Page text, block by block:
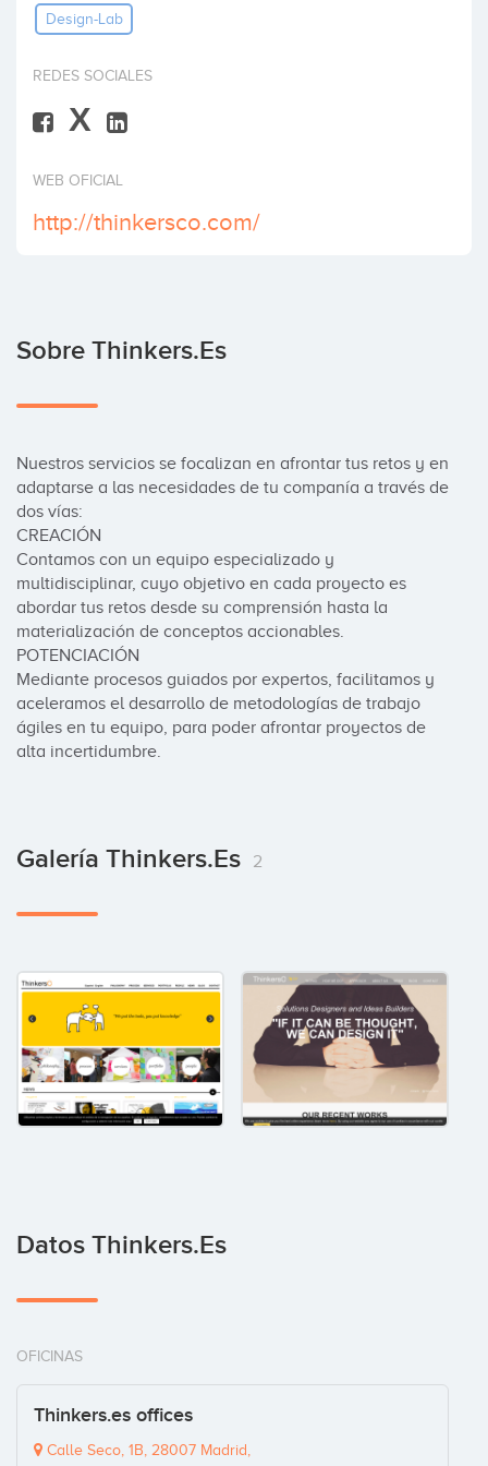
Invertir
Design-Lab
REDES SOCIALES
X
WEB OFICIAL
http://thinkersco.com/
Sobre Thinkers.es
Nuestros servicios se focalizan en afrontar tus retos y en
adaptarse a las necesidades de tu companía a través de
dos vías:
CREACIÓN
Contamos con un equipo especializado y
multidisciplinar, cuyo objetivo en cada proyecto es
abordar tus retos desde su comprensión hasta la
materialización de conceptos accionables.
POTENCIACIÓN
Mediante procesos guiados por expertos, facilitamos y
aceleramos el desarrollo de metodologías de trabajo
ágiles en tu equipo, para poder afrontar proyectos de
alta incertidumbre.
Galería Thinkers.es 2
Datos Thinkers.es
OFICINAS
Thinkers.es offices
Calle Seco, 1B, 28007 Madrid,